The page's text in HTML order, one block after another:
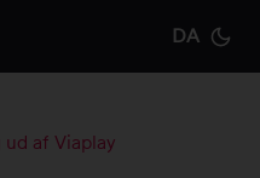
DA
ud af Viaplay